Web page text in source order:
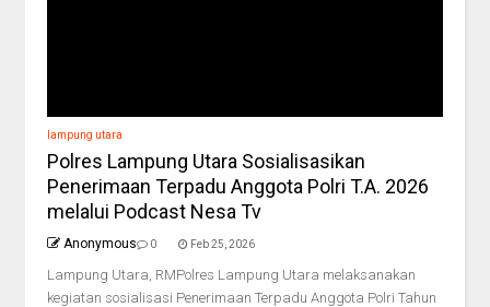
lampung utara
Polres Lampung Utara Sosialisasikan
Penerimaan Terpadu Anggota Polri T.A. 2026
melalui Podcast Nesa Tv
Anonymous 0 Feb 25, 2026
Lampung Utara, RMPolres Lampung Utara melaksanakan
kegiatan sosialisasi Penerimaan Terpadu Anggota Polri Tahun